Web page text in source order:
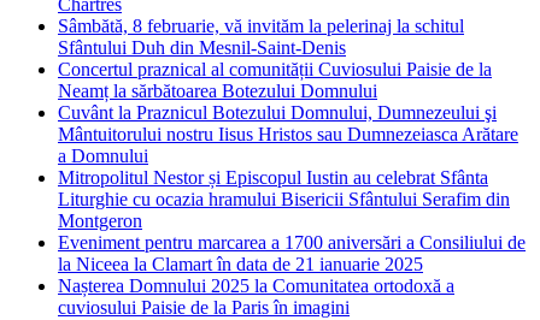
Chartres
Sâmbătă, 8 februarie, vă invităm la pelerinaj la schitul
Sfântului Duh din Mesnil-Saint-Denis
Concertul praznical al comunității Cuviosului Paisie de la
Neamț la sărbătoarea Botezului Domnului
Cuvânt la Praznicul Botezului Domnului, Dumnezeului şi
Mântuitorului nostru Iisus Hristos sau Dumnezeiasca Arătare
a Domnului
Mitropolitul Nestor și Episcopul Iustin au celebrat Sfânta
Liturghie cu ocazia hramului Bisericii Sfântului Serafim din
Montgeron
Eveniment pentru marcarea a 1700 aniversări a Consiliului de
la Niceea la Clamart în data de 21 ianuarie 2025
Nașterea Domnului 2025 la Comunitatea ortodoxă a
cuviosului Paisie de la Paris în imagini